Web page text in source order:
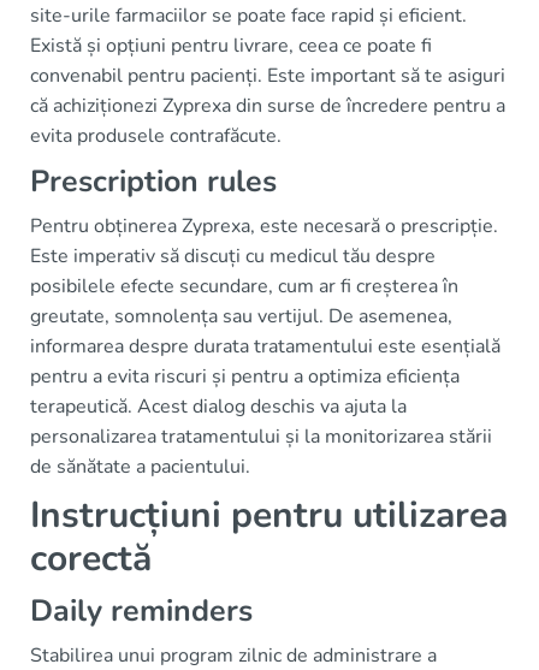
site-urile farmaciilor se poate face rapid și eficient.
Există și opțiuni pentru livrare, ceea ce poate fi
convenabil pentru pacienți. Este important să te asiguri
că achiziționezi Zyprexa din surse de încredere pentru a
evita produsele contrafăcute.
Prescription rules
Pentru obținerea Zyprexa, este necesară o prescripție.
Este imperativ să discuți cu medicul tău despre
posibilele efecte secundare, cum ar fi creșterea în
greutate, somnolența sau vertijul. De asemenea,
informarea despre durata tratamentului este esențială
pentru a evita riscuri și pentru a optimiza eficiența
terapeutică. Acest dialog deschis va ajuta la
personalizarea tratamentului și la monitorizarea stării
de sănătate a pacientului.
Instrucțiuni pentru utilizarea
corectă
Daily reminders
Stabilirea unui program zilnic de administrare a